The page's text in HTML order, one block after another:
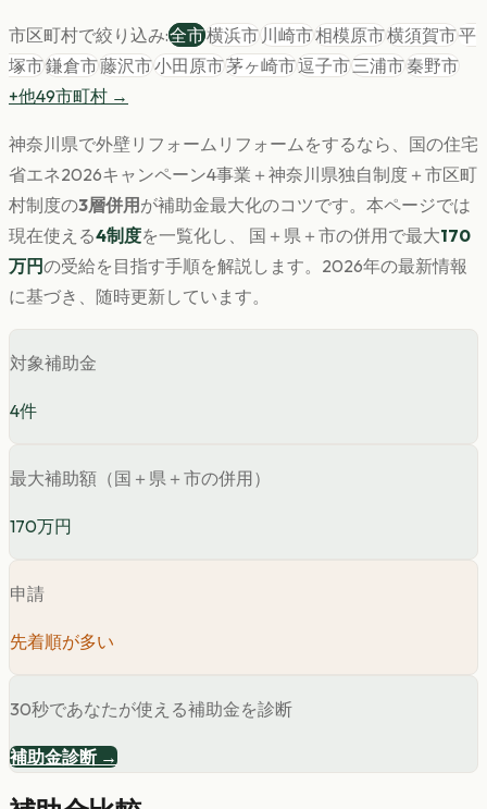
市区町村で絞り込み:全市横浜市川崎市相模原市横須賀市平
塚市鎌倉市藤沢市小田原市茅ヶ崎市逗子市三浦市秦野市
+他49市町村 →
神奈川県で外壁リフォーム リフォームをするなら、国の住宅
省エネ2026キャンペーン4事業＋ 神奈川県独自制度＋市区町
村制度の3層併用 が補助金最大化のコツです。 本ページでは
現在使える4制度を一覧化し、 国＋県＋市の併用で最大170
万円の受給を目指す手順を解説します。 2026年の最新情報
に基づき、随時更新しています。
対象補助金
4件
最大補助額（国＋県＋市の併用）
170万円
申請
先着順が多い
30秒であなたが使える補助金を診断
補助金診断 →